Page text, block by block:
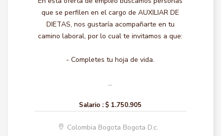
que se perfilen en el cargo de AUXILIAR DE
DIETAS, nos gustaría acompañarte en tu
camino laboral, por lo cual te invitamos a que:
- Completes tu hoja de vida.
...
Salario : $ 1.750.905
Colombia Bogota Bogota D.c.